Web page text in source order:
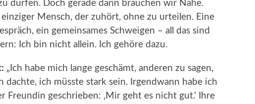
dürfen. Doch gerade dann brauchen wir Nähe.
Mensch, der zuhört, ohne zu urteilen. Eine
ein gemeinsames Schweigen – all das sind
Ich bin nicht allein. Ich gehöre dazu.
„Ich habe mich lange geschämt, anderen zu sagen,
dachte, ich müsste stark sein. Irgendwann habe ich
Freundin geschrieben: ‚Mir geht es nicht gut.‘ Ihre